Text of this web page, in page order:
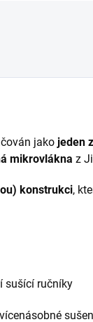
jako jeden
mikrovlákna z
konstrukci,
sušící ručníky